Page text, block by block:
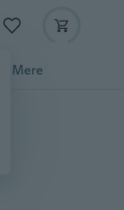
Mere